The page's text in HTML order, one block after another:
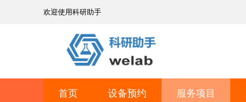
欢迎使用科研助手
首页 设备预约 服务项目